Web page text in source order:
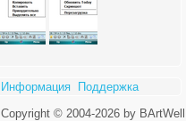
Информация
Поддержка
Copyright © 2004-2026 by BArtWell